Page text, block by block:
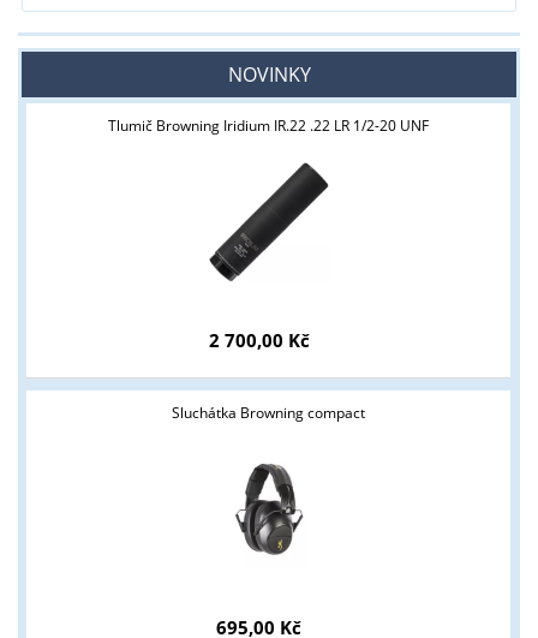
NOVINKY
Tlumič Browning Iridium IR.22 .22 LR 1/2-20 UNF
2 700,00 Kč
Sluchátka Browning compact
695,00 Kč
podnikatelům v oblasti zbraně a střelivo. Splňujete tyto
ANO NE